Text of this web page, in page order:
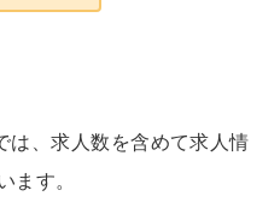
は、求人数を含めて求人情
ます。